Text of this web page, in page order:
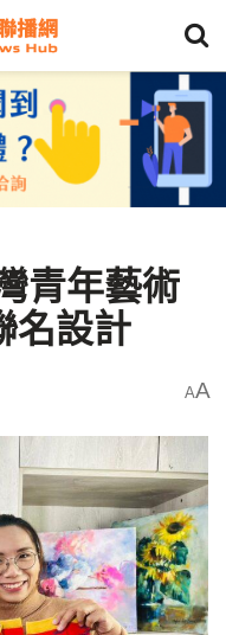
青年藝術
名設計
AA